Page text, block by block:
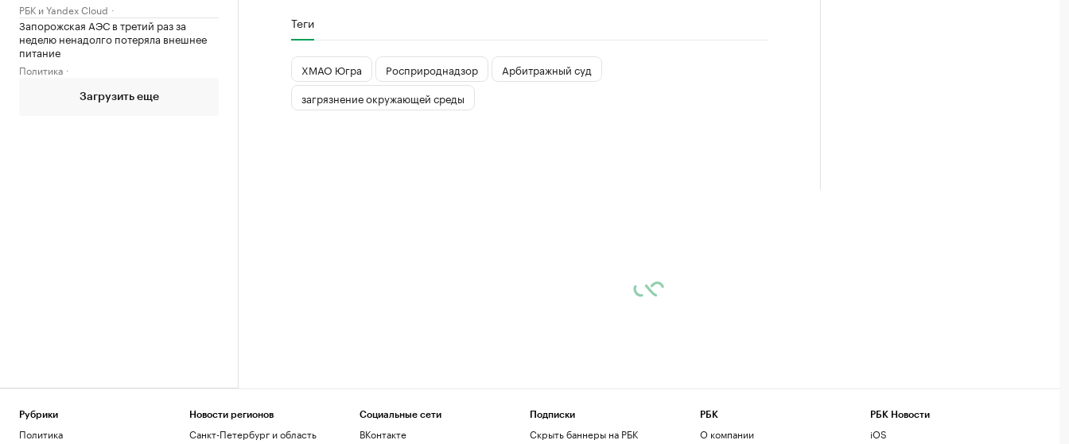
РБК и Yandex Cloud
Запорожская АЭС в третий раз за
неделю ненадолго потеряла внешнее
питание
Политика
Загрузить еще
Теги
ХМАО Югра Росприроднадзор
Арбитражный суд
загрязнение окружающей среды
Рубрики
Политика
Новости регионов
Санкт-Петербург и область
Социальные сети
ВКонтакте
Подписки
Скрыть баннеры на РБК
РБК
О компании
РБК Новости
iOS